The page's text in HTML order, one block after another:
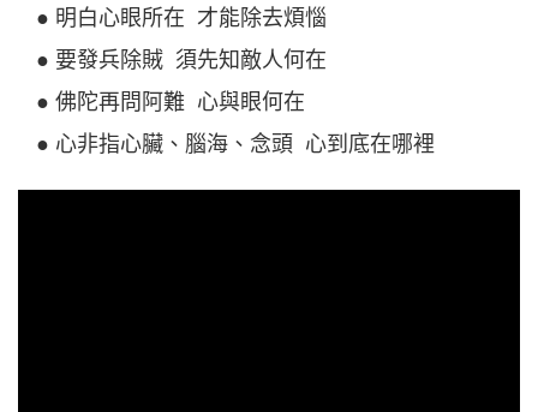
● 明白心眼所在 才能除去煩惱
● 要發兵除賊 須先知敵人何在
● 佛陀再問阿難 心與眼何在
● 心非指心臟、腦海、念頭 心到底在哪裡